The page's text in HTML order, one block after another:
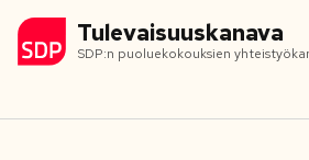
Tulevaisuuskanava
SDP:n puoluekokouksien